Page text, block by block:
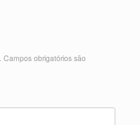
Campos obrigatórios são